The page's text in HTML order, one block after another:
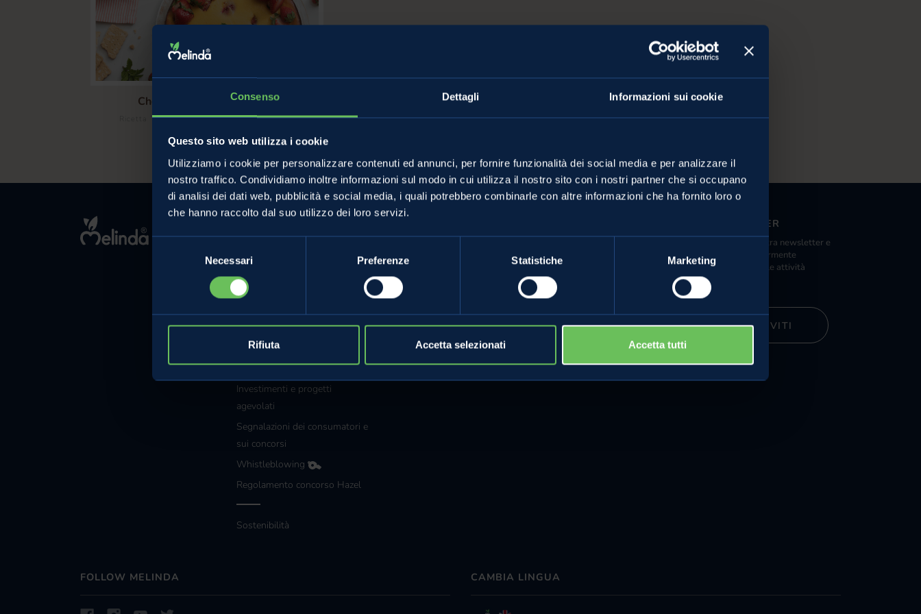
Consenso Dettagli Informazioni sui cookie
Questo sito web utilizza i cookie
Utilizziamo i cookie per personalizzare contenuti ed annunci, per fornire funzionalità dei social media e per analizzare il
nostro traffico. Condividiamo inoltre informazioni sul modo in cui utilizza il nostro sito con i nostri partner che si occupano
di analisi dei dati web, pubblicità e social media, i quali potrebbero combinarle con altre informazioni che ha fornito loro o
che hanno raccolto dal suo utilizzo dei loro servizi.
Necessari Preferenze Statistiche Marketing
Rifiuta Accetta selezionati Accetta tutti
Cheesecake cuor di fragola
Ricetta Torta Fragole/Ricetta Cheesecake
Comunicati Stampa
Contatti
Cookie Policy
Note legali
Certificazioni
Investimenti e progetti
agevolati
Segnalazioni dei consumatori e
sui concorsi
Whistleblowing
Regolamento concorso Hazel
Sostenibilità
La torta di mele perfetta
Lo strudel perfetto
Compra online
Diventa specialista Melinda
Vieni negli agriturismi
Golden Theatre
NEWSLETTER
Iscriviti alla nostra newsletter e
riceverai regolarmente
informazioni sulle attività
Melinda.
ISCRIVITI
FOLLOW MELINDA CAMBIA LINGUA